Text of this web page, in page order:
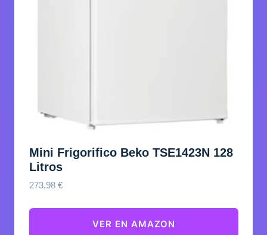
Mini Frigorifico Beko TSE1423N 128
Litros
273,98 €
VER EN AMAZON